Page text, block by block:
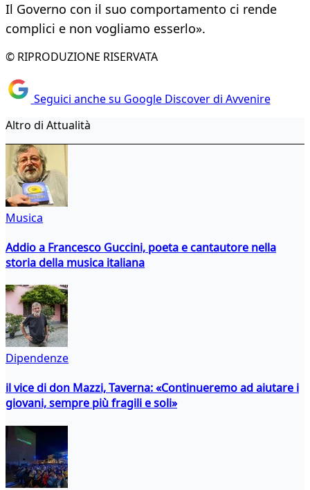
Il Governo con il suo comportamento ci rende
complici e non vogliamo esserlo».
© RIPRODUZIONE RISERVATA
Seguici anche su Google Discover di Avvenire
Altro di Attualità
Musica
Addio a Francesco Guccini, poeta e cantautore nella
storia della musica italiana
Dipendenze
il vice di don Mazzi, Taverna: «Continueremo ad aiutare i
giovani, sempre più fragili e soli»